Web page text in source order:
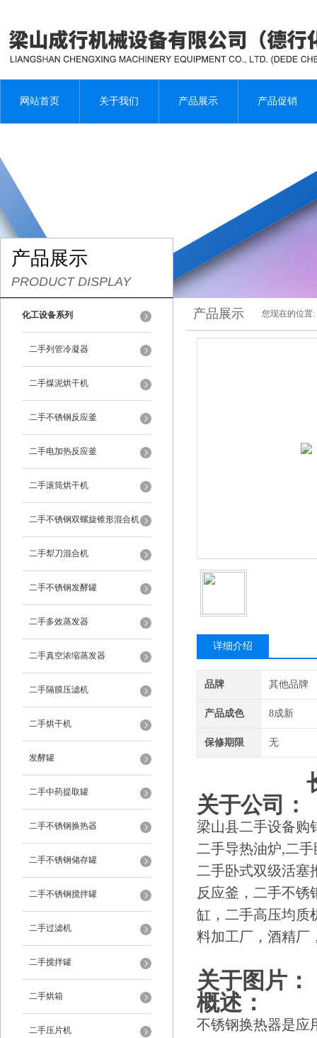
网站首页 关于我们 产品展示 产品促销
产品展示
PRODUCT DISPLAY
化工设备系列
二手列管冷凝器
二手煤泥烘干机
二手不锈钢反应釜
二手电加热反应釜
二手滚筒烘干机
二手不锈钢双螺旋锥形混合机
二手犁刀混合机
二手不锈钢发酵罐
二手多效蒸发器
二手真空浓缩蒸发器
二手隔膜压滤机
二手烘干机
发酵罐
二手中药提取罐
二手不锈钢换热器
二手不锈钢储存罐
二手不锈钢搅拌罐
二手过滤机
二手搅拌罐
二手烘箱
二手压片机
产品展示 您现在的位置:
详细介绍
品牌 其他品牌
产品成色 8成新
保修期限 无
关于公司：
梁山县二手设备购
二手导热油炉,二
二手卧式双级活塞
反应釜，二手不锈
缸，二手高压均质
料加工厂，酒精厂
关于图片：
概述：
不锈钢换热器是应